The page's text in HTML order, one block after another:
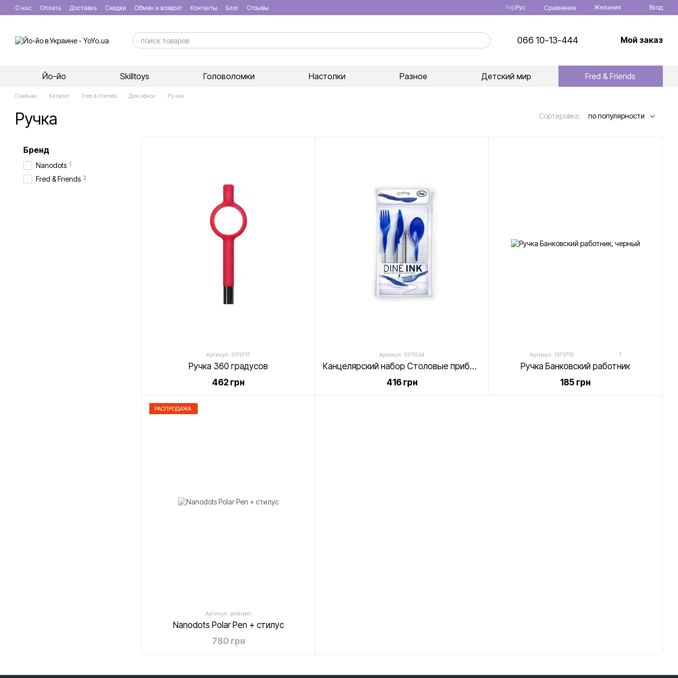
Перейти к основному контенту
О нас Оплата Доставка Скидки Обмен и возврат Контакты Блог Отзывы УкрРус Сравнение Желания Вход
066 10-13-444 Мой заказ
Йо-йо Skilltoys Головоломки Настолки Разное Детский мир Fred & Friends
Главная Каталог Fred & Friends Для офиса Ручка
Ручка Сортировка: по популярности
Артикул: 5175717
Ручка 360 градусов
462 грн
Артикул: 5175534
Канцелярский набор Столовые приборы
416 грн
Артикул: 5175716 1
Ручка Банковский работник
185 грн
РАСПРОДАЖА
Артикул: polarpen
Nanodots Polar Pen + стилус
780 грн
Бренд
Nanodots 1
Fred & Friends 3